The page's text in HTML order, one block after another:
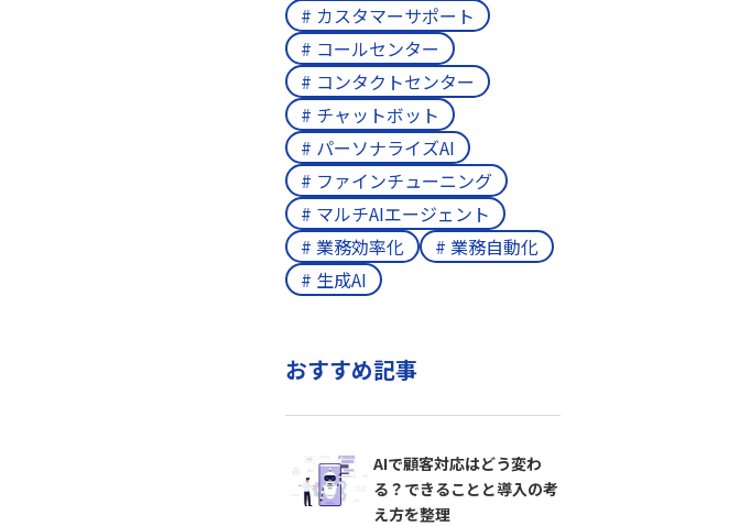
# カスタマーサポート
# コールセンター
# コンタクトセンター
# チャットボット
# パーソナライズAI
# ファインチューニング
# マルチAIエージェント
# 業務効率化
# 業務自動化
# 生成AI
おすすめ記事
AIで顧客対応はどう変わ
る？できることと導入の考
え方を整理